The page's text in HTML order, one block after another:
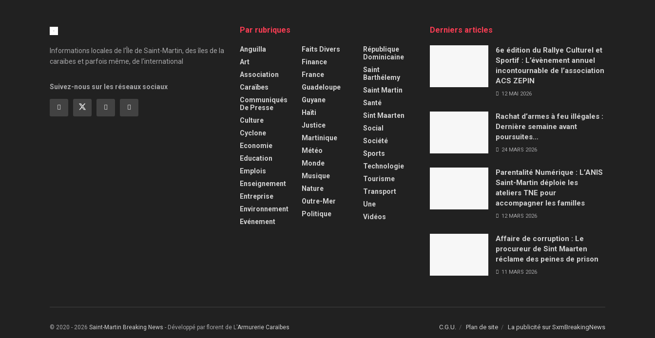
Informations locales de l'Île de Saint-Martin, des îles de la
caraibes et parfois même, de l'international
Suivez-nous sur les réseaux sociaux
Par rubriques
Anguilla
Art
Association
Caraïbes
Communiqués
De Presse
Culture
Cyclone
Economie
Education
Emplois
Enseignement
Entreprise
Environnement
Evénement
Faits Divers
Finance
France
Guadeloupe
Guyane
Haïti
Justice
Martinique
Météo
Monde
Musique
Nature
Outre-Mer
Politique
République
Dominicaine
Saint
Barthélemy
Saint Martin
Santé
Sint Maarten
Social
Société
Sports
Technologie
Tourisme
Transport
Une
Vidéos
Derniers articles
6e édition du Rallye Culturel et
Sportif : L’évènement annuel
incontournable de l’association
ACS ZEPIN
12 MAI 2026
Rachat d’armes à feu illégales :
Dernière semaine avant
poursuites…
24 MARS 2026
Parentalité Numérique : L’ANIS
Saint-Martin déploie les
ateliers TNE pour
accompagner les familles
12 MARS 2026
Affaire de corruption : Le
procureur de Sint Maarten
réclame des peines de prison
11 MARS 2026
C.G.U. Plan de site La publicité sur SxmBreakingNews
© 2020 - 2026 Saint-Martin Breaking News - Développé par florent de L'Armurerie Caraïbes